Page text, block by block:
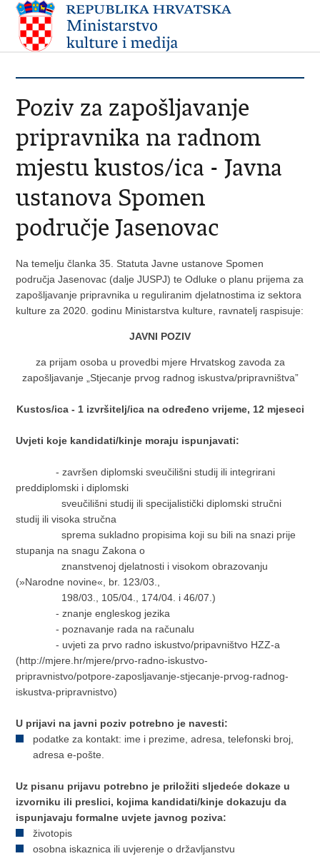
Poziv za zapošljavanje
pripravnika na radnom
mjestu kustos/ica - Javna
ustanova Spomen
područje Jasenovac
Na temelju članka 35. Statuta Javne ustanove Spomen
područja Jasenovac (dalje JUSPJ) te Odluke o planu prijema za
zapošljavanje pripravnika u reguliranim djelatnostima iz sektora
kulture za 2020. godinu Ministarstva kulture, ravnatelj raspisuje:
JAVNI POZIV
za prijam osoba u provedbi mjere Hrvatskog zavoda za
zapošljavanje „Stjecanje prvog radnog iskustva/pripravništva”
Kustos/ica - 1 izvršitelj/ica na određeno vrijeme, 12 mjeseci
Uvjeti koje kandidati/kinje moraju ispunjavati:
- završen diplomski sveučilišni studij ili integrirani
preddiplomski i diplomski
sveučilišni studij ili specijalistički diplomski stručni
studij ili visoka stručna
sprema sukladno propisima koji su bili na snazi prije
stupanja na snagu Zakona o
znanstvenoj djelatnosti i visokom obrazovanju
(»Narodne novine«, br. 123/03.,
198/03., 105/04., 174/04. i 46/07.)
- znanje engleskog jezika
- poznavanje rada na računalu
- uvjeti za prvo radno iskustvo/pripavništvo HZZ-a
(http://mjere.hr/mjere/prvo-radno-iskustvo-
pripravnistvo/potpore-zaposljavanje-stjecanje-prvog-radnog-
iskustva-pripravnistvo)
U prijavi na javni poziv potrebno je navesti:
podatke za kontakt: ime i prezime, adresa, telefonski broj,
adresa e-pošte.
Uz pisanu prijavu potrebno je priložiti sljedeće dokaze u
izvorniku ili preslici, kojima kandidati/kinje dokazuju da
ispunjavaju formalne uvjete javnog poziva:
životopis
osobna iskaznica ili uvjerenje o državljanstvu